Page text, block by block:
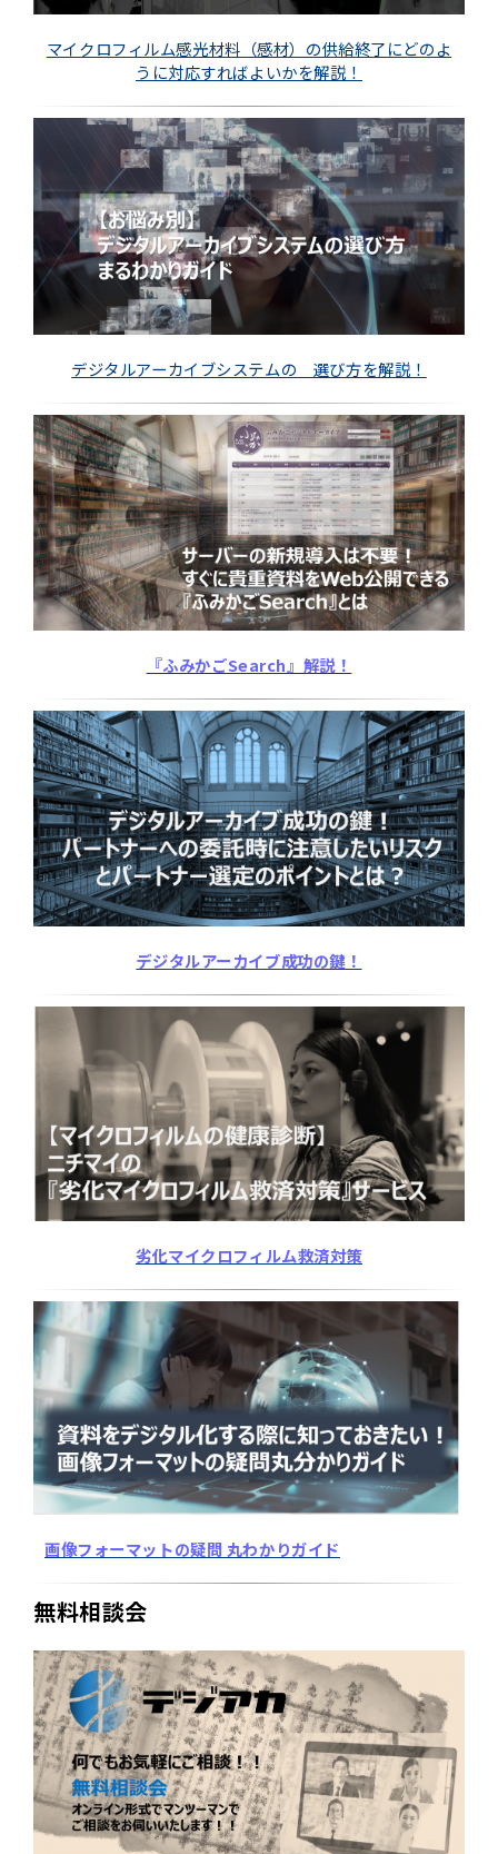
マイクロフィルム感光材料（感材）の供給終了にどのよ
うに対応すればよいかを解説！
デジタルアーカイブシステムの 選び方を解説！
『ふみかごSearch』解説！
デジタルアーカイブ成功の鍵！
劣化マイクロフィルム救済対策
画像フォーマットの疑問 丸わかりガイド
無料相談会